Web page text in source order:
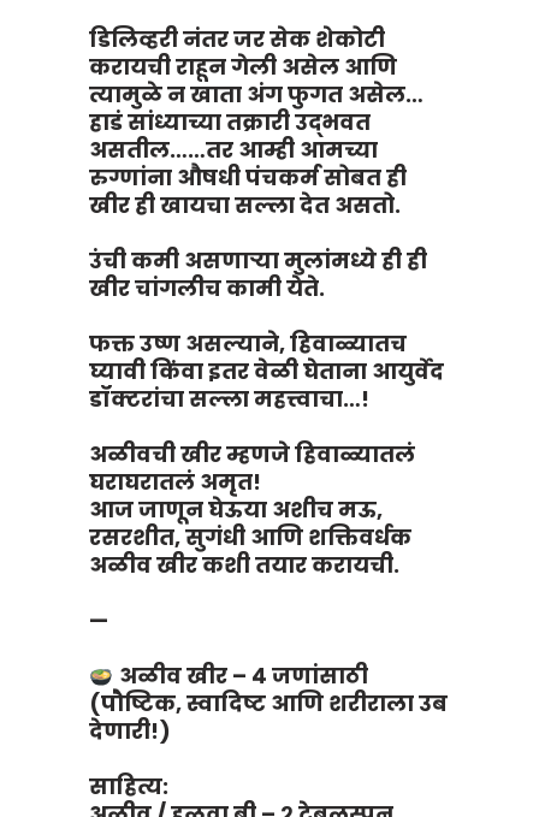
डिलिव्हरी नंतर जर सेक शेकोटी
करायची राहून गेली असेल आणि
त्यामुळे न खाता अंग फुगत असेल…
हाडं सांध्याच्या तक्रारी उद्भवत
असतील……तर आम्ही आमच्या
रुग्णांना औषधी पंचकर्म सोबत ही
खीर ही खायचा सल्ला देत असतो.
उंची कमी असणाऱ्या मुलांमध्ये ही ही
खीर चांगलीच कामी येते.
फक्त उष्ण असल्याने, हिवाळ्यातच
घ्यावी किंवा इतर वेळी घेताना आयुर्वेद
डॉक्टरांचा सल्ला महत्त्वाचा…!
अळीवची खीर म्हणजे हिवाळ्यातलं
घराघरातलं अमृत!
आज जाणून घेऊया अशीच मऊ,
रसरशीत, सुगंधी आणि शक्तिवर्धक
अळीव खीर कशी तयार करायची.
—
अळीव खीर – ४ जणांसाठी
(पौष्टिक, स्वादिष्ट आणि शरीराला उब
देणारी!)
साहित्य: